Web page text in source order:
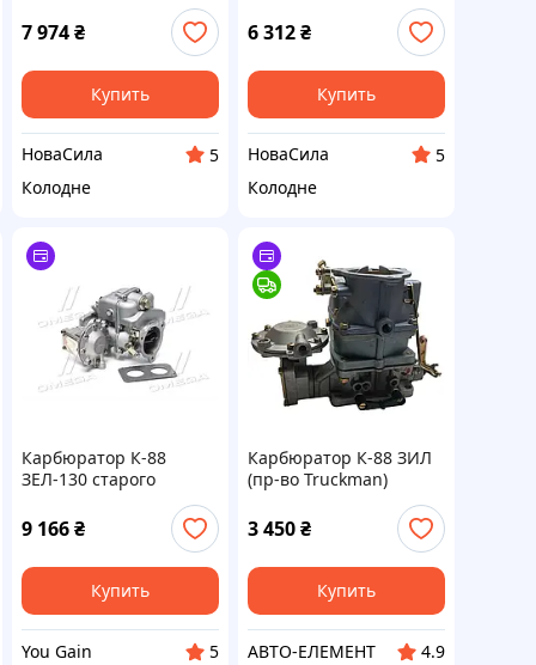
7 974₴
Купить
НоваСила
5
Колодне
6 312₴
Купить
НоваСила
5
Колодне
Карбюратор К-88
ЗЕЛ-130 старого
образца с прокладкой
(DETALKA). (К88-
9 166₴
Купить
You Gain
5
Карбюратор К-88 ЗИЛ
(пр-во Truckman)
3 450₴
Купить
АВТО-ЕЛЕМЕНТ
4.9